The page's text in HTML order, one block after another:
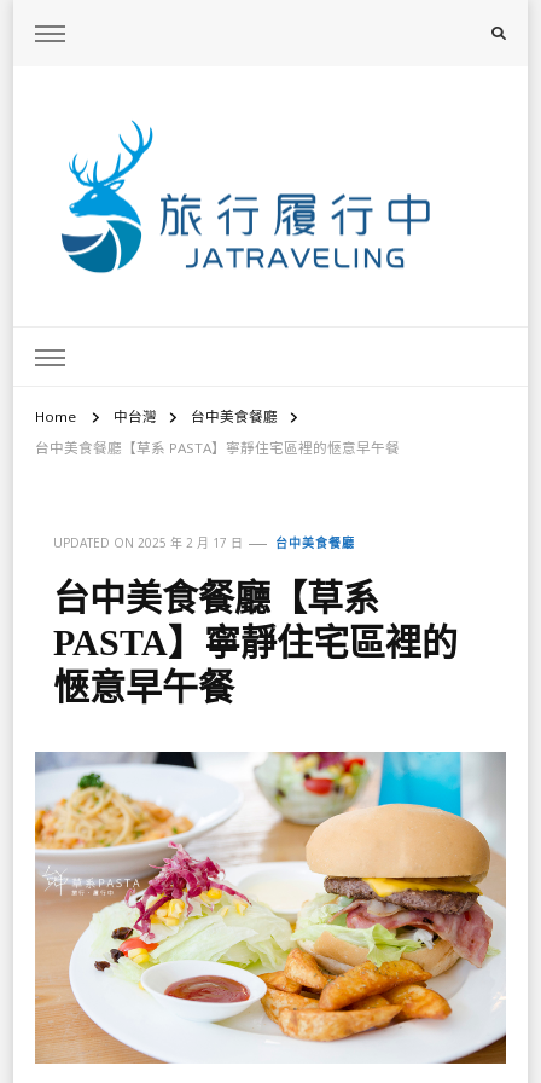
Home 中台灣
台中美食餐廳
台中美食餐廳【草系 PASTA】寧靜住宅區裡的愜意早午餐
UPDATED ON 2025 年 2 月 17 日 台中美食餐廳
台中美食餐廳【草系
PASTA】寧靜住宅區裡的
愜意早午餐